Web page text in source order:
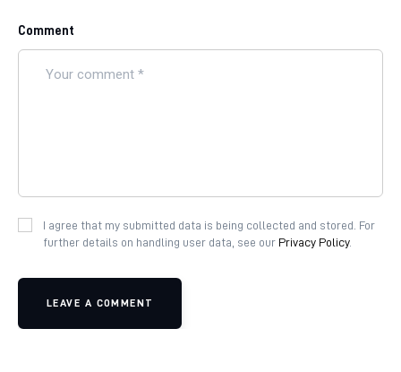
Comment
I agree that my submitted data is being collected and stored. For
further details on handling user data, see our Privacy Policy.
LEAVE A COMMENT